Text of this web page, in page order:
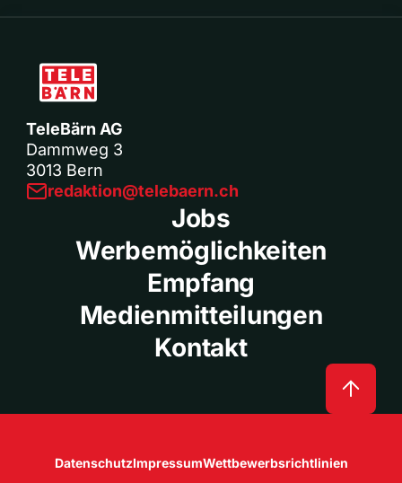
TeleBärn AG
Dammweg 3
3013 Bern
redaktion@telebaern.ch
Jobs
Werbemöglichkeiten
Empfang
Medienmitteilungen
Kontakt
DatenschutzImpressumWettbewerbsrichtlinien